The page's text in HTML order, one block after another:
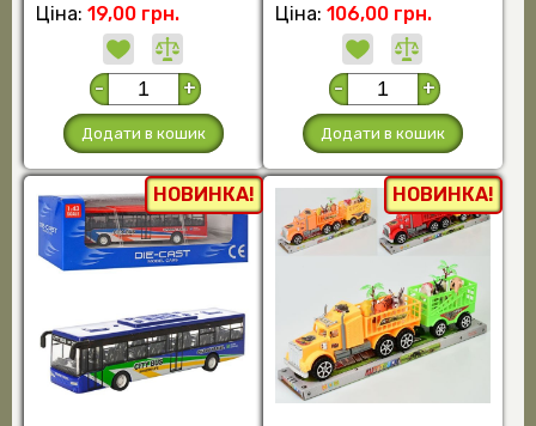
Ціна: 19,00 грн.
- +
Додати в кошик
Ціна: 106,00 грн.
- +
Додати в кошик
НОВИНКА! НОВИНКА!